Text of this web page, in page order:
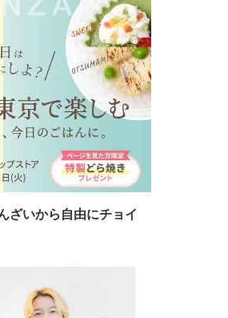
ざいから自由にチョイ